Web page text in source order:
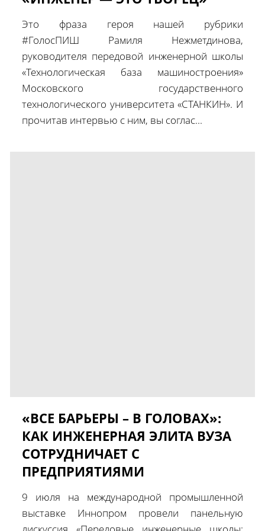
Это фраза героя нашей рубрики
#ГолосПИШ Рамиля Нежметдинова,
руководителя передовой инженерной школы
«Технологическая база машиностроения»
Московского государственного
технологического университета «СТАНКИН». И
прочитав интервью с ним, вы соглас...
«ВСЕ БАРЬЕРЫ – В ГОЛОВАХ»:
КАК ИНЖЕНЕРНАЯ ЭЛИТА ВУЗА
СОТРУДНИЧАЕТ С
ПРЕДПРИЯТИЯМИ
9 июля на международной промышленной
выставке Иннопром провели панельную